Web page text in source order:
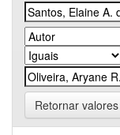
Retornar valores